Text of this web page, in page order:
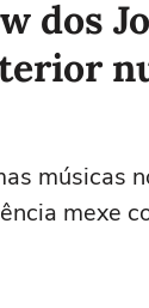
dos
músicas
mexe